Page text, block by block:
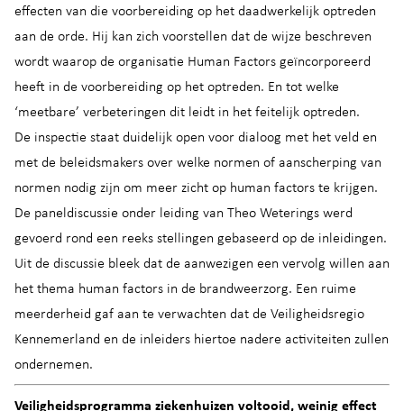
effecten van die voorbereiding op het daadwerkelijk optreden
aan de orde. Hij kan zich voorstellen dat de wijze beschreven
wordt waarop de organisatie Human Factors geïncorporeerd
heeft in de voorbereiding op het optreden. En tot welke
‘meetbare’ verbeteringen dit leidt in het feitelijk optreden.
De inspectie staat duidelijk open voor dialoog met het veld en
met de beleidsmakers over welke normen of aanscherping van
normen nodig zijn om meer zicht op human factors te krijgen.
De paneldiscussie onder leiding van Theo Weterings werd
gevoerd rond een reeks stellingen gebaseerd op de inleidingen.
Uit de discussie bleek dat de aanwezigen een vervolg willen aan
het thema human factors in de brandweerzorg. Een ruime
meerderheid gaf aan te verwachten dat de Veiligheidsregio
Kennemerland en de inleiders hiertoe nadere activiteiten zullen
ondernemen.
Veiligheidsprogramma ziekenhuizen voltooid, weinig effect